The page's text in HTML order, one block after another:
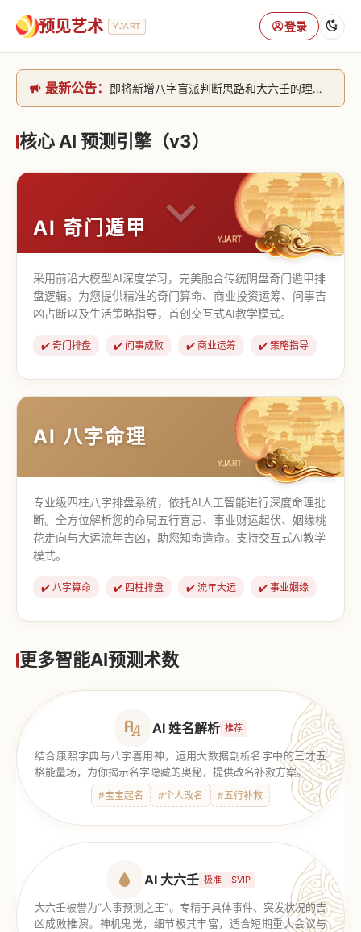
预见艺术 YJART 登录
最新公告：
即将新增八字盲派判断思路和大六壬的理气+取像判断思路。[内侧中，捐赠会员可用]2026/6/30
网站升级完成，升级全模块的算法，限时开放用户注册。2026/6/27
核心 AI 预测引擎（v3）
AI 奇门遁甲
采用前沿大模型AI深度学习，完美融合传统阴盘奇门遁甲排
盘逻辑。为您提供精准的奇门算命、商业投资运筹、问事吉
凶占断以及生活策略指导，首创交互式AI教学模式。
✔️ 奇门排盘 ✔️ 问事成败 ✔️ 商业运筹 ✔️ 策略指导
【道家奇门】 【传统奇门】
AI 八字命理
专业级四柱八字排盘系统，依托AI人工智能进行深度命理批
断。全方位解析您的命局五行喜忌、事业财运起伏、姻缘桃
花走向与大运流年吉凶，助您知命造命。支持交互式AI教学
模式。
✔️ 八字算命 ✔️ 四柱排盘 ✔️ 流年大运 ✔️ 事业姻缘
更多智能AI预测术数
AI 姓名解析 推荐
结合康熙字典与八字喜用神，运用大数据剖析名字中的三才五
格能量场，为你揭示名字隐藏的奥秘，提供改名补救方案。
#宝宝起名 #个人改名 #五行补救
AI 大六壬 极准 SVIP
大六壬被誉为“人事预测之王”。专精于具体事件、突发状况的吉
凶成败推演。神机鬼觉，细节极其丰富，适合短期重大会议与